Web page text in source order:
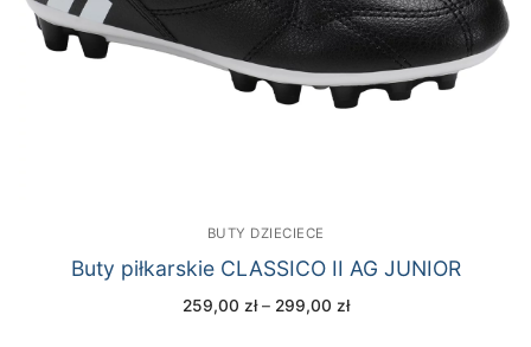
BUTY DZIECIECE
Buty piłkarskie CLASSICO II AG JUNIOR
259,00 zł – 299,00 złZakres